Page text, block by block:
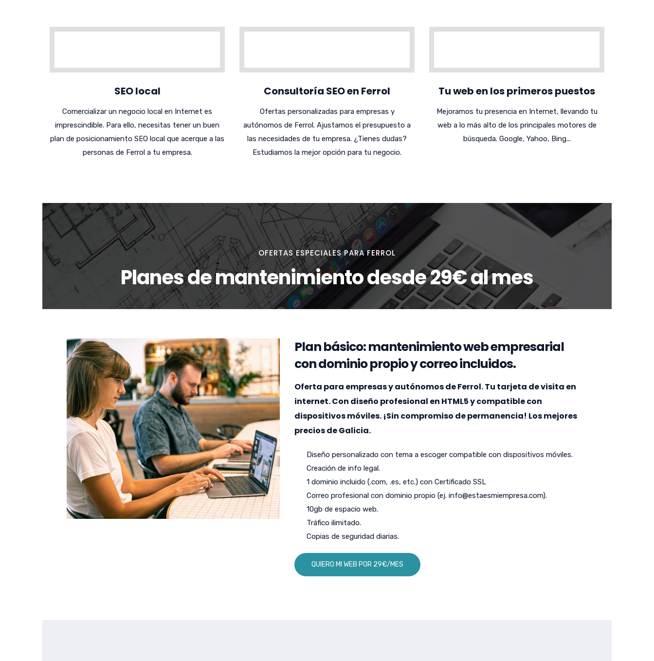
SEO local
Comercializar un negocio local en Internet es
imprescindible. Para ello, necesitas tener un buen
plan de posicionamiento SEO local que acerque a las
personas de Ferrol a tu empresa.
Consultoría SEO en Ferrol
Ofertas personalizadas para empresas y
autónomos de Ferrol. Ajustamos el presupuesto a
las necesidades de tu empresa. ¿Tienes dudas?
Estudiamos la mejor opción para tu negocio.
Tu web en los primeros puestos
Mejoramos tu presencia en Internet, llevando tu
web a lo más alto de los principales motores de
búsqueda. Google, Yahoo, Bing...
OFERTAS ESPECIALES PARA FERROL
Planes de mantenimiento desde 29€ al mes
Plan básico: mantenimiento web empresarial
con dominio propio y correo incluidos.
Oferta para empresas y autónomos de Ferrol. Tu tarjeta de visita en
internet. Con diseño profesional en HTML5 y compatible con
dispositivos móviles. ¡Sin compromiso de permanencia! Los mejores
precios de Galicia.
Diseño personalizado con tema a escoger compatible con dispositivos móviles.
Creación de info legal.
1 dominio incluido (.com, .es, etc.) con Certificado SSL
Correo profesional con dominio propio (ej. info@estaesmiempresa.com).
10gb de espacio web.
Tráfico ilimitado.
Copias de seguridad diarias.
QUIERO MI WEB POR 29€/MES